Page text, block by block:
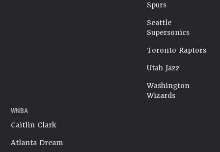
Spurs
Seattle
Supersonics
Toronto Raptors
Utah Jazz
Washington
Wizards
WNBA
Caitlin Clark
Atlanta Dream